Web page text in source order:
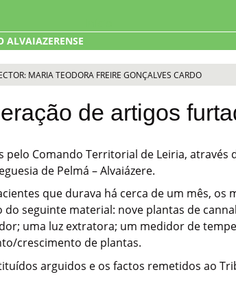
ALVAIAZERENSE
MARIA TEODORA FREIRE GONÇALVES CARDO
de artigos
Comando Territorial de Leiria, através
de Pelmá – Alvaiázere.
que durava há cerca de um mês, os
seguinte material: nove plantas de
uma luz extratora; um medidor de
crescimento de plantas.
arguidos e os factos remetidos ao